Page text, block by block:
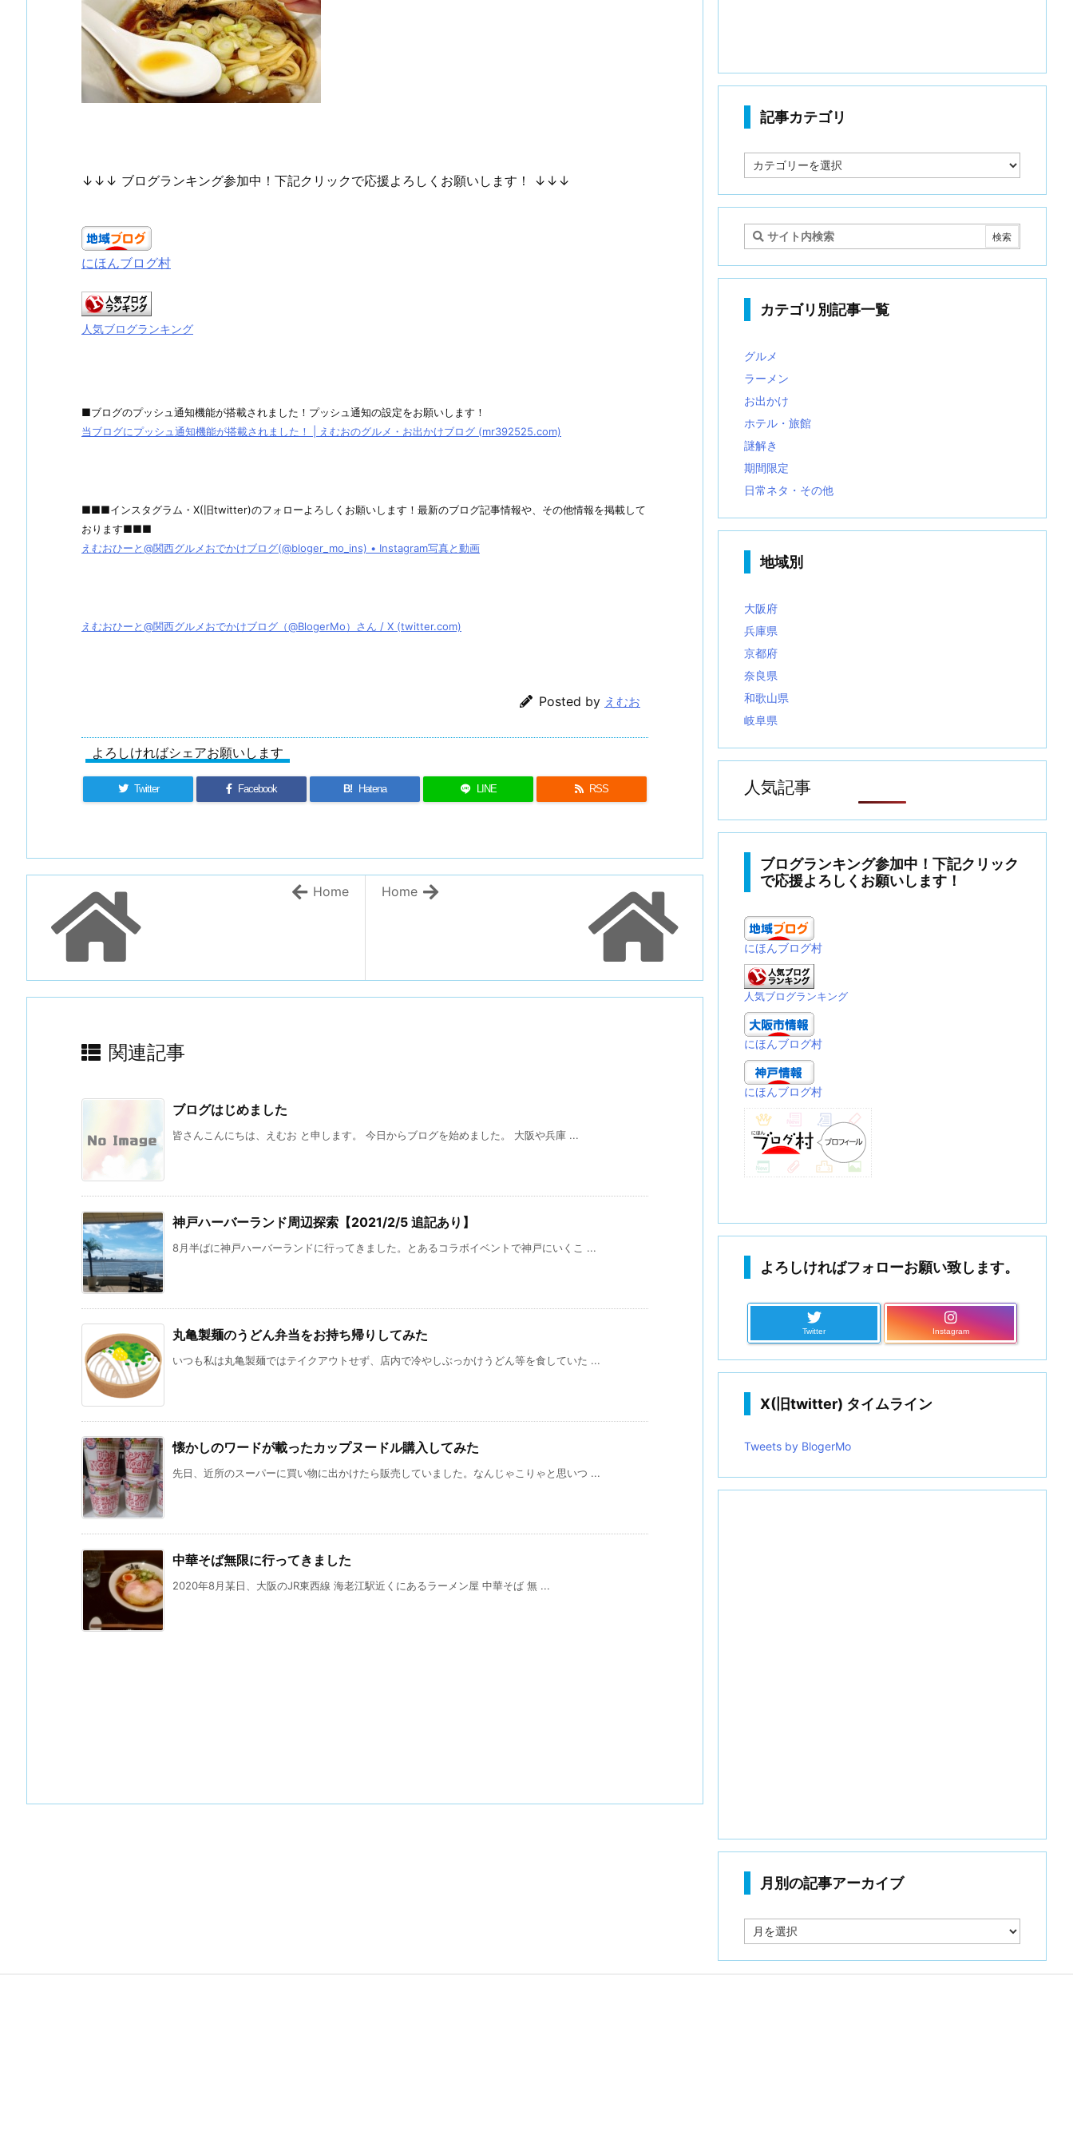
↓↓↓ ブログランキング参加中！下記クリックで応援よろしくお願いします！ ↓↓↓
にほんブログ村
人気ブログランキング
■ブログのプッシュ通知機能が搭載されました！プッシュ通知の設定をお願いします！
当ブログにプッシュ通知機能が搭載されました！ | えむおのグルメ・お出かけブログ (mr392525.com)
■■■インスタグラム・X(旧twitter)のフォローよろしくお願いします！最新のブログ記事情報や、その他情報を掲載して
おります■■■
えむおひーと@関西グルメおでかけブログ(@bloger_mo_ins) • Instagram写真と動画
えむおひーと@関西グルメおでかけブログ（@BlogerMo）さん / X (twitter.com)
Posted by えむお
よろしければシェアお願いします
Twitter Facebook B! Hatena LINE RSS
Home
Home
関連記事
ブログはじめました
皆さんこんにちは、えむお と申します。 今日からブログを始めました。 大阪や兵庫 ...
神戸ハーバーランド周辺探索【2021/2/5 追記あり】
8月半ばに神戸ハーバーランドに行ってきました。とあるコラボイベントで神戸にいくこ ...
丸亀製麺のうどん弁当をお持ち帰りしてみた
いつも私は丸亀製麺ではテイクアウトせず、店内で冷やしぶっかけうどん等を食していた ...
懐かしのワードが載ったカップヌードル購入してみた
先日、近所のスーパーに買い物に出かけたら販売していました。なんじゃこりゃと思いつ ...
中華そば無限に行ってきました
2020年8月某日、大阪のJR東西線 海老江駅近くにあるラーメン屋 中華そば 無 ...
記事カテゴリ
事
テ
リ
カテゴリ別記事一覧
グルメ
ラーメン
お出かけ
ホテル・旅館
謎解き
期間限定
日常ネタ・その他
地域別
大阪府
兵庫県
京都府
奈良県
和歌山県
岐阜県
人気記事
ブログランキング参加中！下記クリック
で応援よろしくお願いします！
にほんブログ村
人気ブログランキング
にほんブログ村
にほんブログ村
よろしければフォローお願い致します。
Twitter Instagram
X(旧twitter) タイムライン
Tweets by BlogerMo
月別の記事アーカイブ
別
記